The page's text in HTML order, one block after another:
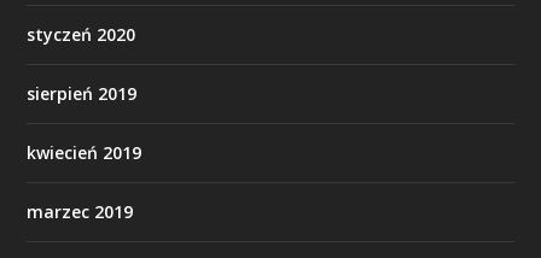
styczeń 2020
sierpień 2019
kwiecień 2019
marzec 2019